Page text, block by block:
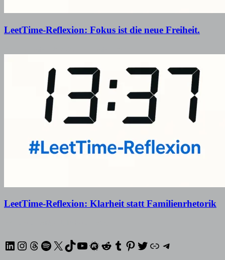
LeetTime-Reflexion: Fokus ist die neue Freiheit.
LeetTime-Reflexion: Klarheit statt Familienrhetorik
LinkedIn
Instagram
Threads
Spotify
X TikTok
YouTube
Meetup
Reddit
Tumblr
Pinterest
Twitter
XINGTelegram